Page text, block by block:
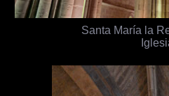
Santa María la